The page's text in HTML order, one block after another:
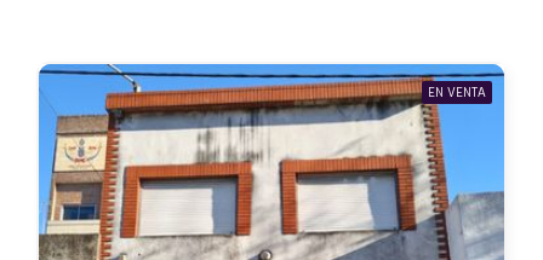
EN VENTA